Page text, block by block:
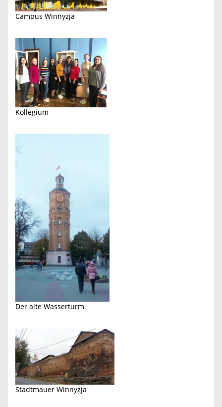
Campus Winnyzja
Kollegium
Der alte Wasserturm
Stadtmauer Winnyzja